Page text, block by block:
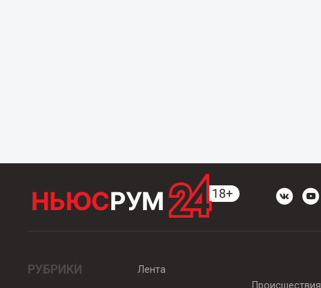
РУБРИКИ
Лента
Происшествия